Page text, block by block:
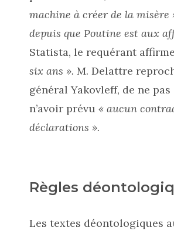
machine à créer de la misère
depuis que Poutine est aux
Statista, le requérant
six ans ». M. Delattre
général Yakovleff, de ne
n’avoir prévu « aucun
déclarations ».
Règles
Les textes déontologiques